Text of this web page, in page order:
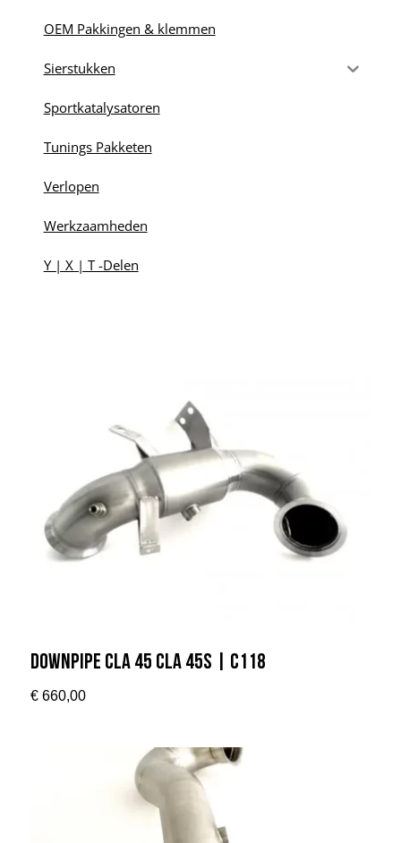
OEM Pakkingen & klemmen
Sierstukken
Sportkatalysatoren
Tunings Pakketen
Verlopen
Werkzaamheden
Y | X | T -Delen
Downpipe CLA 45 CLA 45S | C118
€660,00